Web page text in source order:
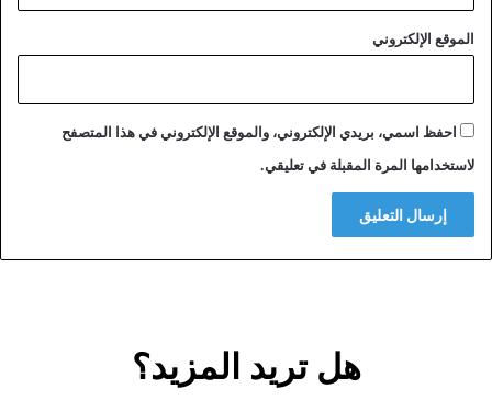
الموقع الإلكتروني
احفظ اسمي، بريدي الإلكتروني، والموقع الإلكتروني في هذا المتصفح
لاستخدامها المرة المقبلة في تعليقي.
هل تريد المزيد؟